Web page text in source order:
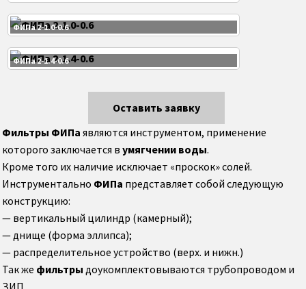
Коллектор, камера котла ДЕ
Барабан котла
Барабаны ДКВР
Барабаны котла ДЕ
Барабаны котла КЕ
Опускные (водоопускные) и перепускные
трубы котла
Трубы опускные, перепускные котла ДКВР
ФИПа 2-1.0-0.6
ФИПа 2-1.4-0.6
Оставить заявку
Фильтры ФИПа являются инструментом, применение
которого заключается в умягчении воды.
Кроме того их наличие исключает «проскок» солей.
Инструментально ФИПа представляет собой следующую
конструкцию:
— вертикальный цилиндр (камерный);
— днище (форма эллипса);
— распределительное устройство (верх. и нижн.)
Так же фильтры доукомплектовываются трубопроводом и